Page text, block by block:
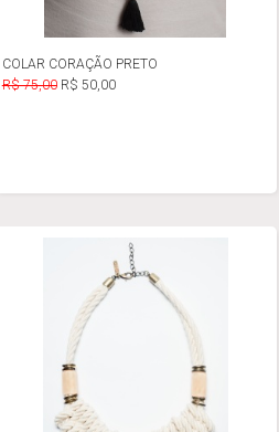
COLAR CORAÇÃO PRETO
R$ 75,00R$ 50,00